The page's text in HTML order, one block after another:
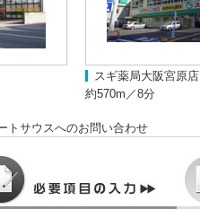
スギ薬局大阪宮原店
約570m／8分
トサウスへのお問い合わせ